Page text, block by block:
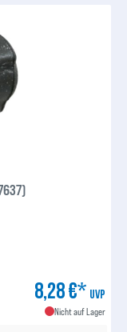
8,28 €* UVP
Nicht auf Lager